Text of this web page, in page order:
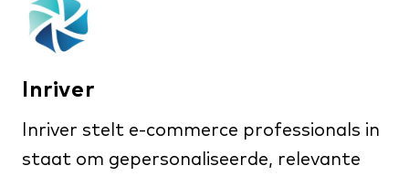
Inriver
Inriver stelt e-commerce professionals in
staat om gepersonaliseerde, relevante